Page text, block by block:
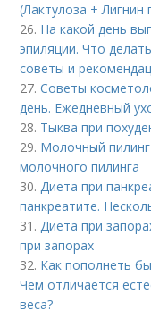
(Лактулоза + Лигнин
26. На какой день
эпиляции. Что
советы и
27.Советы
день. Ежедневный
28. Тыква при
29. Молочный
молочного пилинга
30.Диета при
панкреатите.
31.Диета при
при запорах
32. Как пополнеть
Чем отличается
веса?